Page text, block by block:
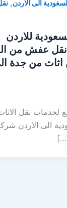
الى الاردن,
للاردن
0560533140 نقل عفش
اثاث من جدة
نقل الاثاث
الى الاردن